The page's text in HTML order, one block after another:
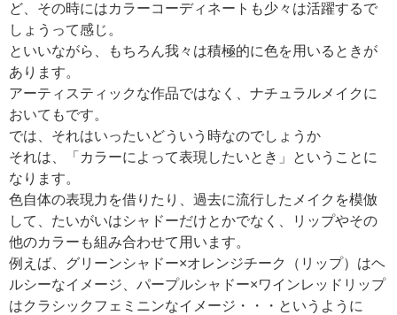
ど、その時にはカラーコーディネートも少々は活躍するで
しょうって感じ。
といいながら、もちろん我々は積極的に色を用いるときが
あります。
アーティスティックな作品ではなく、ナチュラルメイクに
おいてもです。
では、それはいったいどういう時なのでしょうか
それは、「カラーによって表現したいとき」ということに
なります。
色自体の表現力を借りたり、過去に流行したメイクを模倣
して、たいがいはシャドーだけとかでなく、リップやその
他のカラーも組み合わせて用います。
例えば、グリーンシャドー×オレンジチーク（リップ）はヘ
ルシーなイメージ、パープルシャドー×ワインレッドリップ
はクラシックフェミニンなイメージ・・・というように